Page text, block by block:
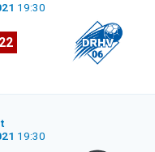
19:30
19:30